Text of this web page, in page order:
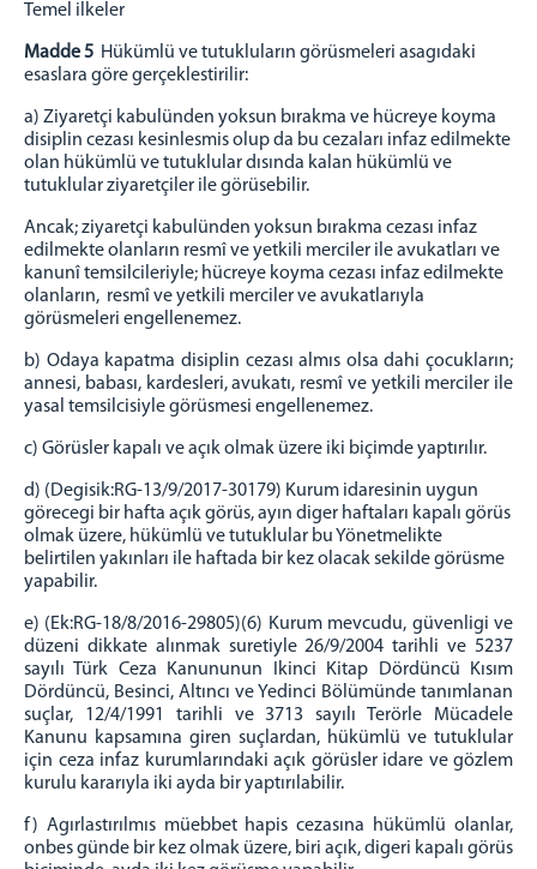
Temel ilkeler
Madde 5 Hükümlü ve tutukluların görüsmeleri asagıdaki
esaslara göre gerçeklestirilir:
a) Ziyaretçi kabulünden yoksun bırakma ve hücreye koyma
disiplin cezası kesinlesmis olup da bu cezaları infaz edilmekte
olan hükümlü ve tutuklular dısında kalan hükümlü ve
tutuklular ziyaretçiler ile görüsebilir.
Ancak; ziyaretçi kabulünden yoksun bırakma cezası infaz
edilmekte olanların resmî ve yetkili merciler ileavukatları ve
kanunî temsilcileriyle; hücreye koyma cezası infaz edilmekte
olanların, resmî ve yetkili merciler ve avukatlarıyla
görüsmeleri engellenemez.
b) Odaya kapatma disiplin cezası almıs olsa dahi çocukların;
annesi, babası, kardesleri, avukatı, resmî ve yetkili merciler ile
yasal temsilcisiyle görüsmesi engellenemez.
c) Görüsler kapalı ve açık olmak üzere iki biçimde yaptırılır.
d) (Degisik:RG-13/9/2017-30179) Kurum idaresinin uygun
görecegi bir hafta açık görüs, ayın diger haftaları kapalı görüs
olmak üzere, hükümlü ve tutuklular bu Yönetmelikte
belirtilen yakınları ile haftada bir kezolacak sekilde görüsme
yapabilir.
e) (Ek:RG-18/8/2016-29805)(6) Kurum mevcudu, güvenligi ve
düzeni dikkate alınmak suretiyle 26/9/2004tarihli ve 5237
sayılı Türk Ceza Kanununun Ikinci Kitap Dördüncü Kısım
Dördüncü, Besinci, Altıncı ve Yedinci Bölümünde tanımlanan
suçlar, 12/4/1991 tarihli ve 3713 sayılı Terörle Mücadele
Kanunu kapsamına giren suçlardan, hükümlü ve tutuklular
için ceza infaz kurumlarındaki açık görüsler idare ve gözlem
kurulu kararıyla iki ayda bir yaptırılabilir.
f) Agırlastırılmıs müebbet hapis cezasına hükümlü olanlar,
onbes günde bir kez olmak üzere, biri açık,digeri kapalı görüs